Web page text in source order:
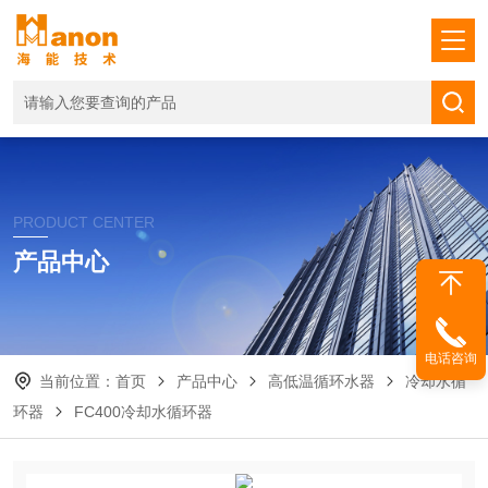
PRODUCT CENTER
产品中心
当前位置： 首页 产品中心 高低温循环水器
冷却水循
环器
FC400冷却水循环器
电话咨询